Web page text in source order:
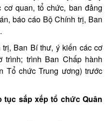
quan, tổ chức, ban đảng
báo cáo Bộ Chính trị, Ban
Ban Bí thư, ý kiến các cơ
trình; trình Ban Chấp hành
Tổ chức Trung ương) trước
tục sắp xếp tổ chức Quân